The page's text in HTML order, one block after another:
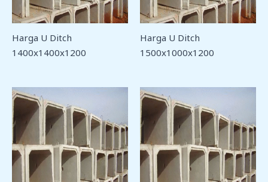
Harga U Ditch
1400x1400x1200
Harga U Ditch
1500x1000x1200